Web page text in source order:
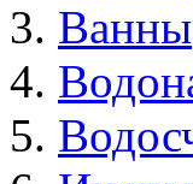
Ванны